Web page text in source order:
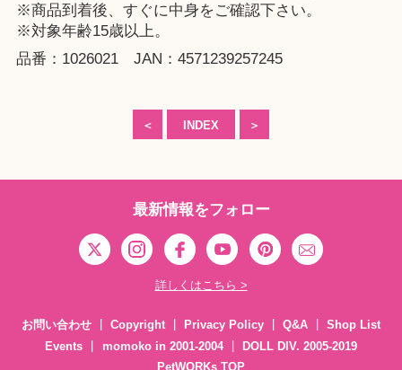
※商品到着後、すぐに中身をご確認下さい。
※対象年齢15歳以上。
品番：1026021 JAN：4571239257245
＜ INDEX ＞
最新情報をフォロー
詳しくはこちら >
お問い合わせ Copyright Privacy Policy Q&A
Shop List
Events
momoko in 2001-2004
DOLL DIV. 2005-2019
PetWORKs TOP